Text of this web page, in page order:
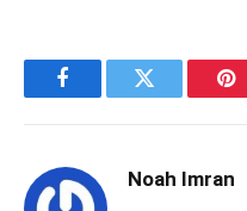
FacebookTwitter
Noah Imran